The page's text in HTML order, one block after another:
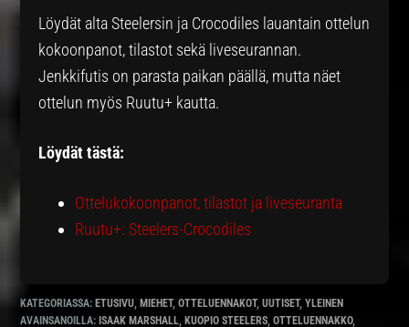
Löydät alta Steelersin ja Crocodiles lauantain ottelun
kokoonpanot, tilastot sekä liveseurannan.
Jenkkifutis on parasta paikan päällä, mutta näet
ottelun myös Ruutu+ kautta.
Löydät tästä:
Ottelukokoonpanot, tilastot ja liveseuranta
Ruutu+: Steelers-Crocodiles
KATEGORIASSA: ETUSIVU, MIEHET,OTTELUENNAKOT,UUTISET,YLEINEN
AVAINSANOILLA: ISAAK MARSHALL, KUOPIO STEELERS,OTTELUENNAKKO,